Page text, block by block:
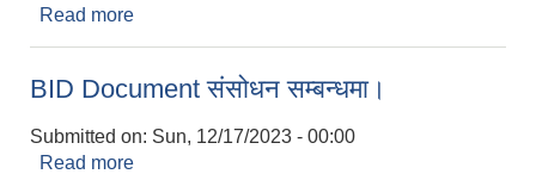
Read more
BID Document संसोधन सम्बन्धमा।
Submitted on: Sun, 12/17/2023 - 00:00
Read more